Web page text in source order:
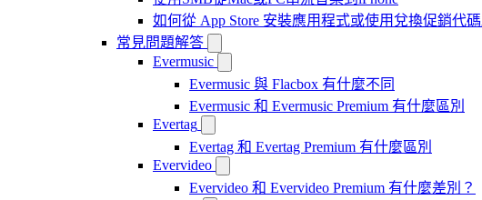
如何從 App Store 安裝應用程式或使用兌換促銷代
常見問題解答
Evermusic
Evermusic 與 Flacbox 有什麼不同
Evermusic 和 Evermusic Premium 有什麼區別
Evertag
Evertag 和 Evertag Premium 有什麼區別
Evervideo
Evervideo 和 Evervideo Premium 有什麼差別？